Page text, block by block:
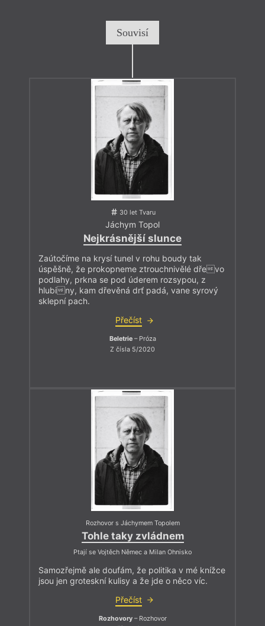
Souvisí
30 let Tvaru
Jáchym Topol
Nejkrásnější slunce
Zaútočíme na krysí tunel v rohu boudy tak
úspěšně, že prokopneme ztrouchnivělé dřevo
podlahy, prkna se pod úderem rozsypou, z
hlubiny, kam dřevěná drť padá, vane syrový
sklepní pach.
Přečíst
Beletrie– Próza
Z čísla 5/2020
Rozhovor s Jáchymem Topolem
Tohle taky zvládnem
Ptají se Vojtěch Němec a Milan Ohnisko
Samozřejmě ale doufám, že politika v mé knížce
jsou jen groteskní kulisy a že jde o něco víc.
Přečíst
Rozhovory– Rozhovor